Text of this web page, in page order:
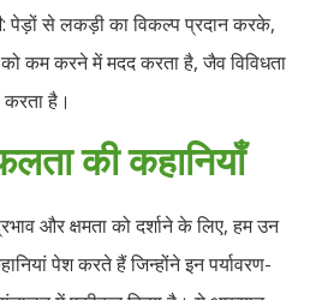
: पेड़ों से लकड़ी का विकल्प प्रदान करके,
कम करने में मदद करता है, जैव विविधता
है।
की कहानियाँ
और क्षमता को दर्शाने के लिए, हम उन
पेश करते हैं जिन्होंने इन पर्यावरण-